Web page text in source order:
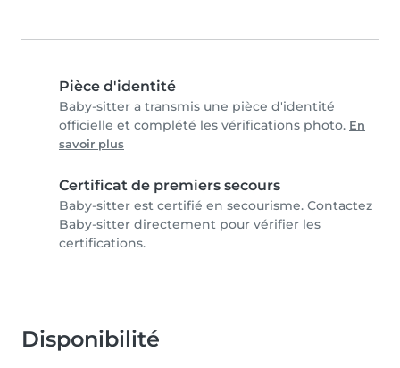
Pièce d'identité
Baby-sitter a transmis une pièce d'identité
officielle et complété les vérifications photo. En
savoir plus
Certificat de premiers secours
Baby-sitter est certifié en secourisme. Contactez
Baby-sitter directement pour vérifier les
certifications.
Disponibilité